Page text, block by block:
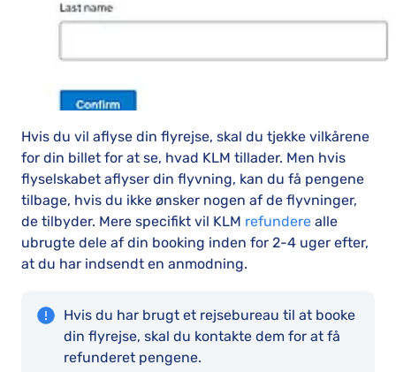
Hvis du vil aflyse din flyrejse, skal du tjekke vilkårene
for din billet for at se, hvad KLM tillader. Men hvis
flyselskabet aflyser din flyvning, kan du få pengene
tilbage, hvis du ikke ønsker nogen af de flyvninger,
de tilbyder. Mere specifikt vil KLM refundere alle
ubrugte dele af din booking inden for 2-4 uger efter,
at du har indsendt en anmodning.
Hvis du har brugt et rejsebureau til at booke
din flyrejse, skal du kontakte dem for at få
refunderet pengene.